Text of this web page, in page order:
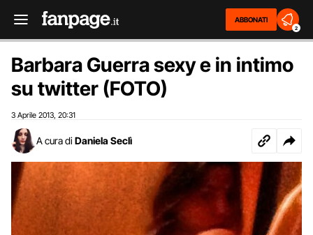
ABBONATI
2
Barbara Guerra sexy e in intimo
su twitter (FOTO)
3 Aprile 2013 20:31
A cura di Daniela Seclì